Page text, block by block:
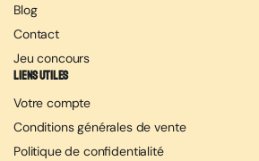
Blog
Contact
Jeu concours
Liens utiles
Votre compte
Conditions générales de vente
Politique de confidentialité